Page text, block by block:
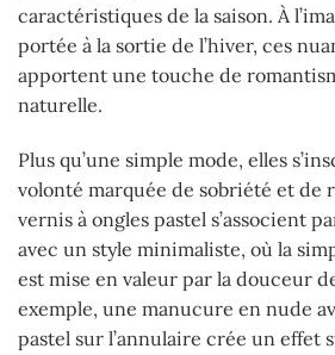
caractéristiques de la saison. À
portée à la sortie de l’hiver, ces
apportent une touche de
naturelle.
Plus qu’une simple mode, elles
volonté marquée de sobriété et de
vernis à ongles pastel s’associent
avec un style minimaliste, où la
est mise en valeur par la douceur
exemple, une manucure en nude
pastel sur l’annulaire crée un effet